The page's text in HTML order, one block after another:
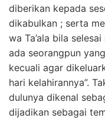
diberikan kepada
dikabulkan ; serta
wa Ta’ala bila
ada seorangpun
kecuali agar
hari kelahirannya”.
dulunya dikenal
dijadikan sebagai